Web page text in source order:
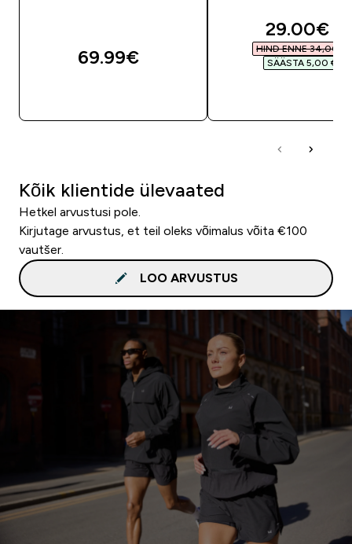
69.99€‎
29.00€‎
HIND ENNE 34,00 €‎
SÄÄSTA 5,00 €‎
Kõik klientide ülevaated
Hetkel arvustusi pole.
Kirjutage arvustus, et teil oleks võimalus võita €100
vautšer.
LOO ARVUSTUS